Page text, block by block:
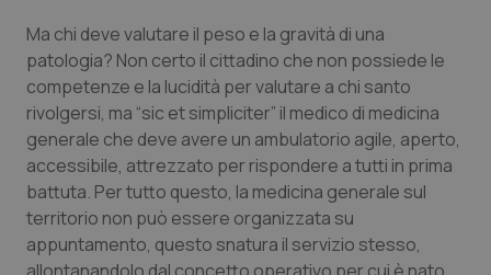
Quotidiano Chirurgia
Quotidiano Oncologia
Quotidiano Pediatria
Rene & patologie urogenitali
Ma chi deve valutare il peso e la gravità di una
patologia? Non certo il cittadino che non possiede le
competenze e la lucidità per valutare a chi santo
rivolgersi, ma “sic et simpliciter” il medico di medicina
generale che deve avere un ambulatorio agile, aperto,
accessibile, attrezzato per rispondere a tutti in prima
battuta. Per tutto questo, la medicina generale sul
territorio non può essere organizzata su
appuntamento, questo snatura il servizio stesso,